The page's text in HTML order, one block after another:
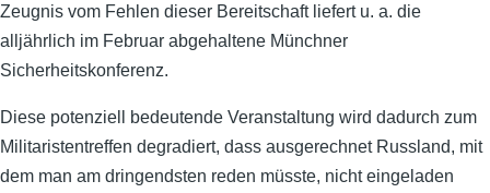
Zeugnis vom Fehlen dieser Bereitschaft liefert u. a. die
alljährlich im Februar abgehaltene Münchner
Sicherheitskonferenz.
Diese potenziell bedeutende Veranstaltung wird dadurch zum
Militaristentreffen degradiert, dass ausgerechnet Russland, mit
dem man am dringendsten reden müsste, nicht eingeladen